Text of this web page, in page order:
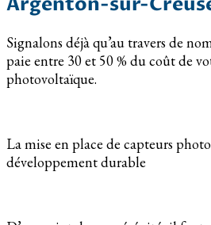
Signalons déjà qu’au travers de
paie entre 30 et 50 % du coût de
photovoltaïque.
La mise en place de capteurs
développement durable